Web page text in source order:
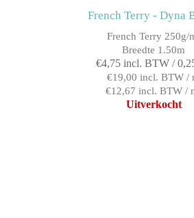
French Terry - Dyna
French Terry 250g/
Breedte 1.50m
€4,75 incl. BTW /
€19,00 incl. BTW /
€12,67 incl. BTW /
Uitverkocht